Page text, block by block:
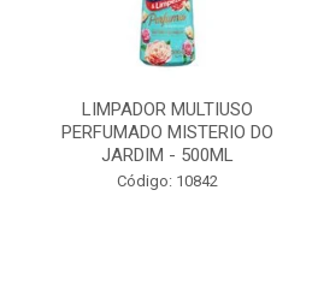
LIMPADOR MULTIUSO
PERFUMADO MISTERIO DO
JARDIM - 500ML
Código: 10842